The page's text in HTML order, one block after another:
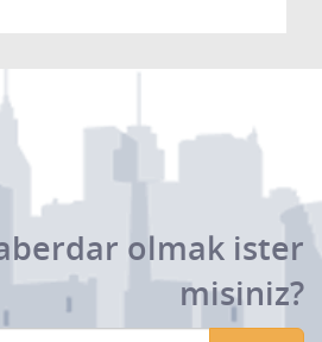
olmak ister
misiniz?